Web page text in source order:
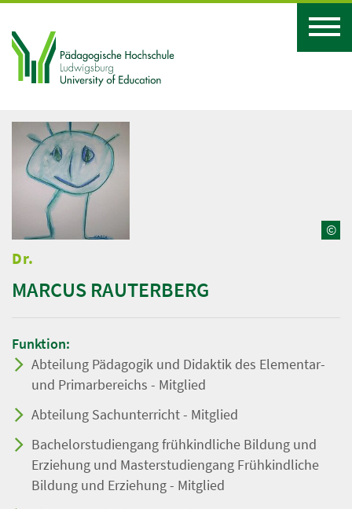
©
Dr.
MARCUS RAUTERBERG
Funktion:
Abteilung Pädagogik und Didaktik des Elementar-
und Primarbereichs - Mitglied
Abteilung Sachunterricht - Mitglied
Bachelorstudiengang frühkindliche Bildung und
Erziehung und Masterstudiengang Frühkindliche
Bildung und Erziehung - Mitglied